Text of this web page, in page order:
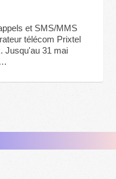
et SMS/MMS
télécom Prixtel
Jusqu'au 31 mai